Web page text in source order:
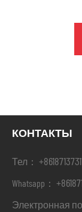
КОНТАКТЫ
Тел：
Whatsapp：
Электронная